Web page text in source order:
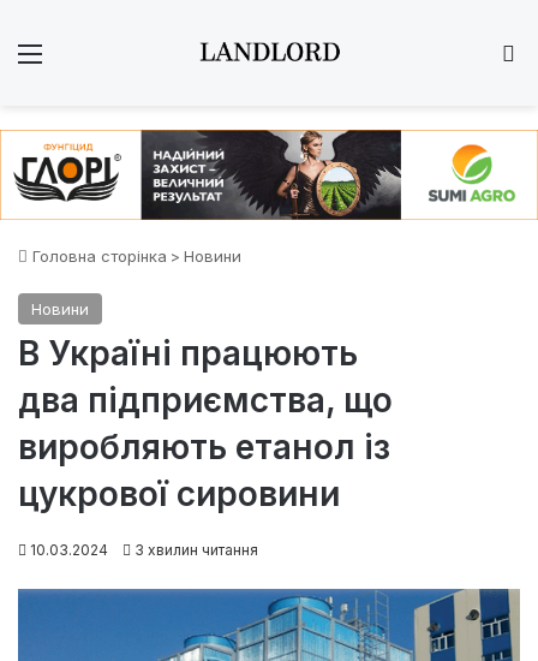
Головна сторінка > Новини
Новини
В Україні працюють
два підприємства, що
виробляють етанол із
цукрової сировини
10.03.2024 3 хвилин читання